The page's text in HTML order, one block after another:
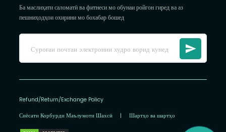
Ба маслиҳати саломатӣ ва фитнеси мо обунаи ройгон гиред ва аз
пешниҳодҳои охирини мо бохабар бошед
Refund/Return/Exchange Policy
Сиёсати Корбурди Маълумоти Шахсӣ | Шартҳо ва шартҳо